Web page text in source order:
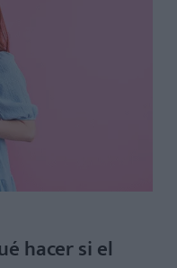
hacer si el